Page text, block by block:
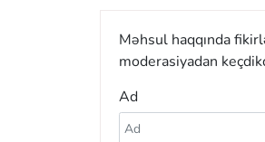
Məhsul haqqında
moderasiyadan
Ad